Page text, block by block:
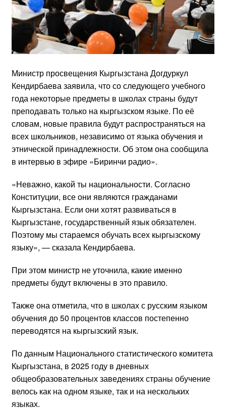
Министр просвещения Кыргызстана Догдуркул
Кендирбаева заявила, что со следующего учебного
года некоторые предметы в школах страны будут
преподавать только на кыргызском языке. По её
словам, новые правила будут распространяться на
всех школьников, независимо от языка обучения и
этнической принадлежности. Об этом она сообщила
в интервью в эфире «Биринчи радио».
«Неважно, какой ты национальности. Согласно
Конституции, все они являются гражданами
Кыргызстана. Если они хотят развиваться в
Кыргызстане, государственный язык обязателен.
Поэтому мы стараемся обучать всех кыргызскому
языку», — сказала Кендирбаева.
При этом министр не уточнила, какие именно
предметы будут включены в это правило.
Также она отметила, что в школах с русским языком
обучения до 50 процентов классов постепенно
переводятся на кыргызский язык.
По данным Национального статистического комитета
Кыргызстана, в 2025 году в дневных
общеобразовательных заведениях страны обучение
велось как на одном языке, так и на нескольких
языках.